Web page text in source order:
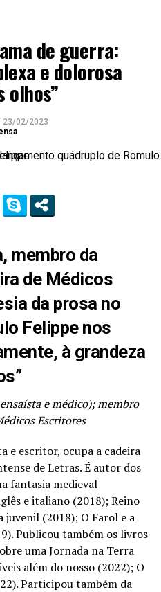
de guerra:
e dolorosa
olhos”
23/02/2023
membro da
de Médicos
da prosa no
Felippe nos
à grandeza
e médico); membro
Escritores
e escritor, ocupa a cadeira
de Letras. É autor dos
fantasia medieval
e italiano (2018); Reino
juvenil (2018); O Farol e a
Publicou também os livros
uma Jornada na Terra
além do nosso (2022); O
Participou também da